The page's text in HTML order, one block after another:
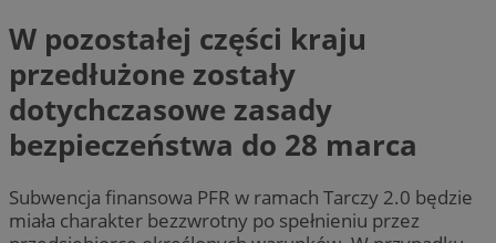
W pozostałej części kraju
przedłużone zostały
dotychczasowe zasady
bezpieczeństwa do 28 marca
Subwencja finansowa PFR w ramach Tarczy 2.0 będzie
miała charakter bezzwrotny po spełnieniu przez